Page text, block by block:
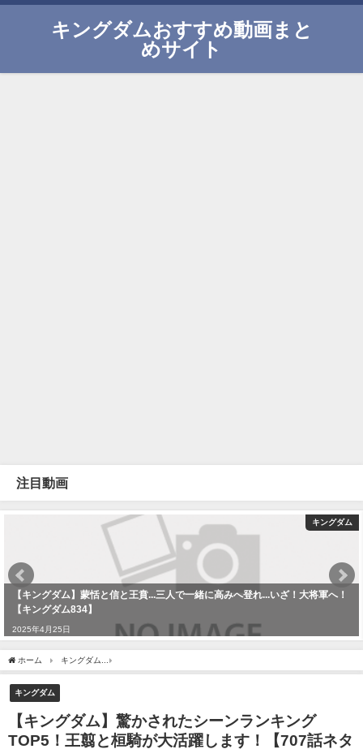
キングダムおすすめ動画まと
めサイト
注目動画
キングダム
【キングダム】蒙恬と信と王賁...三人で一緒に高みへ登れ...いざ！大将軍へ！
【キングダム834】
2025年4月25日
ホーム キングダム
キングダム
【キングダム】驚かされたシーンランキング
TOP5！王翦と桓騎が大活躍します！【707話ネタ